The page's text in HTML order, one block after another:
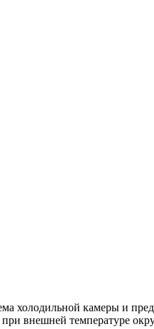
холодильной камеры и
внешней температуре